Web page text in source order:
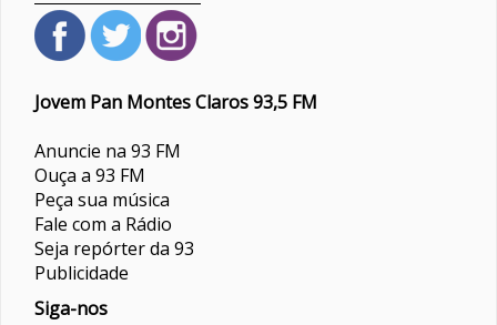
Jovem Pan Montes Claros 93,5 FM
Anuncie na 93 FM
Ouça a 93 FM
Peça sua música
Fale com a Rádio
Seja repórter da 93
Publicidade
Siga-nos